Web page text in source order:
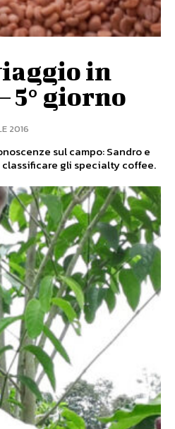
in
5° giorno
2016
sul campo: Sandro e
gli specialty coffee.